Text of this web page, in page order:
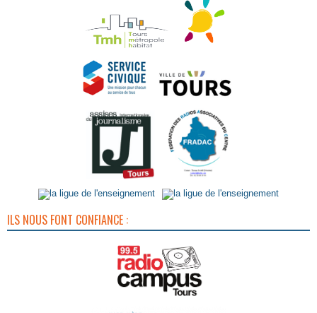
ILS NOUS FONT CONFIANCE :